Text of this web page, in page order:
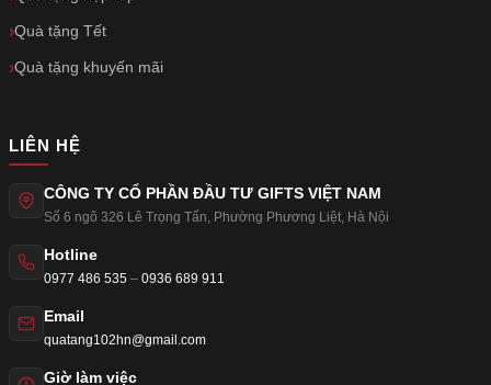
Quà tặng Tết
Quà tặng khuyến mãi
LIÊN HỆ
CÔNG TY CỔ PHẦN ĐẦU TƯ GIFTS VIỆT NAM
Số 6 ngõ 326 Lê Trọng Tấn, Phường Phương Liệt, Hà Nội
Hotline
0977 486 535 – 0936 689 911
Email
quatang102hn@gmail.com
Giờ làm việc